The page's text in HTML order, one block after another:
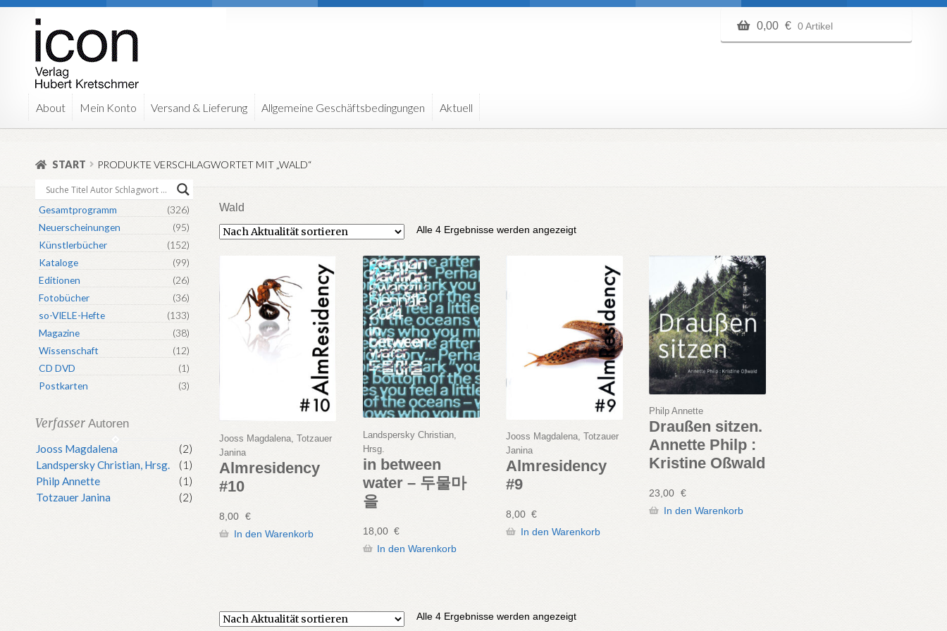
Zur
Navigation
springen
Zum
Inhalt
springen
0,00 € 0 Artikel
About Mein Konto Versand & Lieferung Allgemeine Geschäftsbedingungen Aktuell
START PRODUKTE VERSCHLAGWORTET MIT „WALD“
Wald
Alle 4 Ergebnisse werden angezeigtNach
Jooss Magdalena, Totzauer
Janina
Almresidency
#10
8,00 €
In den Warenkorb
Landspersky Christian,
Hrsg.
in between
water – 두물마
을
18,00 €
In den Warenkorb
Jooss Magdalena, Totzauer
Janina
Almresidency
#9
8,00 €
In den Warenkorb
Philp Annette
Draußen sitzen.
Annette Philp :
Kristine Oßwald
23,00 €
In den Warenkorb
Alle 4 Ergebnisse werden angezeigtNach
Gesamtprogramm
(326)
Neuerscheinungen
(95)
Künstlerbücher
(152)
Kataloge
(99)
Editionen
(26)
Fotobücher
(36)
so-VIELE-Hefte
(133)
Magazine
(38)
Wissenschaft
(12)
CD DVD
(1)
Postkarten
(3)
Verfasser Autoren
Jooss Magdalena
(2)
Landspersky Christian, Hrsg.
(1)
Philp Annette
(1)
Totzauer Janina
(2)